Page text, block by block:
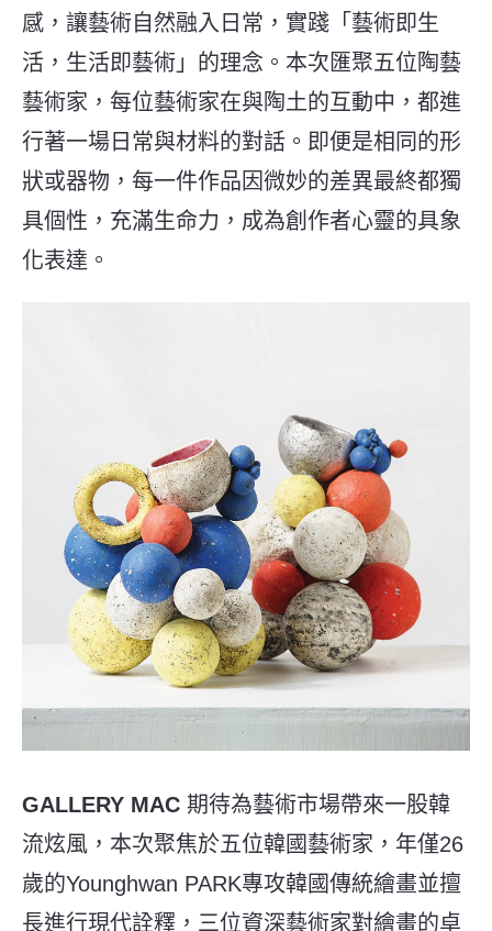
感，讓藝術自然融入日常，實踐「藝術即生
活，生活即藝術」的理念。本次匯聚五位陶藝
藝術家，每位藝術家在與陶土的互動中，都進
行著一場日常與材料的對話。即便是相同的形
狀或器物，每一件作品因微妙的差異最終都獨
具個性，充滿生命力，成為創作者心靈的具象
化表達。
GALLERY MAC 期待為藝術市場帶來一股韓
流炫風，本次聚焦於五位韓國藝術家，年僅26
歲的Younghwan PARK專攻韓國傳統繪畫並擅
長進行現代詮釋，三位資深藝術家對繪畫的卓